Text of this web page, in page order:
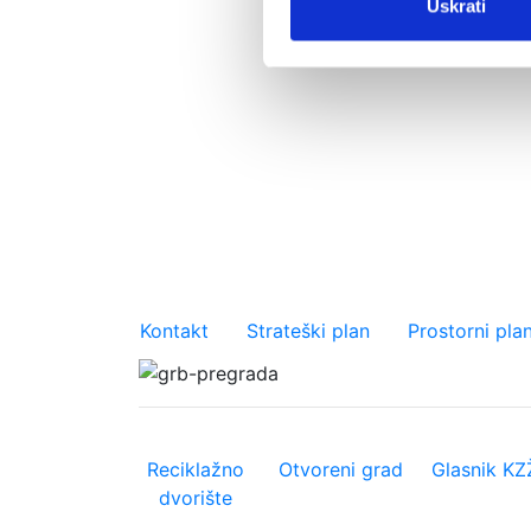
Uskrati
Važniji linkovi
Kontakt Strateški plan Prostorni
Reciklažno
dvorište
Otvoreni grad Glasnik